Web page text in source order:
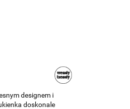
designem i
doskonale